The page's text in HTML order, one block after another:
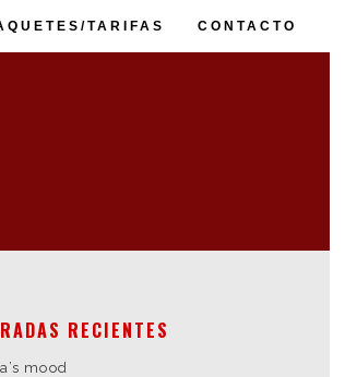
TARIFAS CONTACTO
Vídeo
RECIENTES
mood